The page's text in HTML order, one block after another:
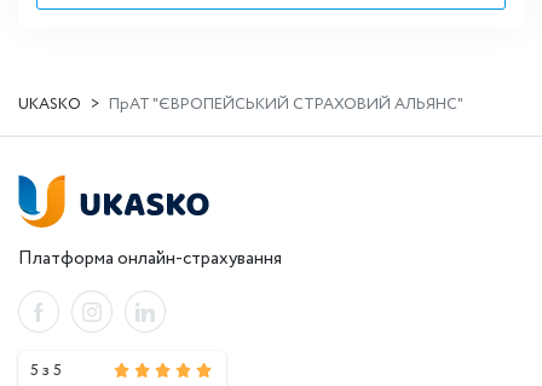
UKASKO ПрАТ "ЄВРОПЕЙСЬКИЙ СТРАХОВИЙ АЛЬЯНС"
Платформа онлайн-страхування
5 з 5